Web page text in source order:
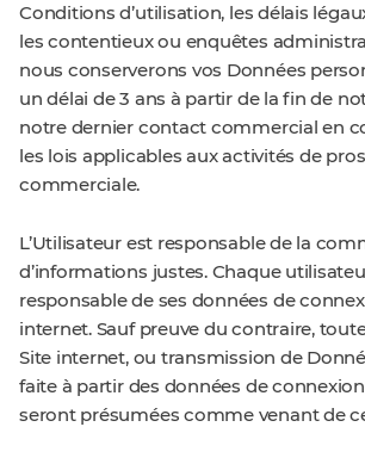
Conditions d’utilisation, les délais
les contentieux ou enquêtes
nous conserverons vos Données
un délai de 3 ans à partir de la fin de
notre dernier contact commercial en
les lois applicables aux activités de
commerciale.
L’Utilisateur est responsable de la
d’informations justes. Chaque
responsable de ses données de
internet. Sauf preuve du contraire,
Site internet, ou transmission de
faite à partir des données de connexion
seront présumées comme venant de